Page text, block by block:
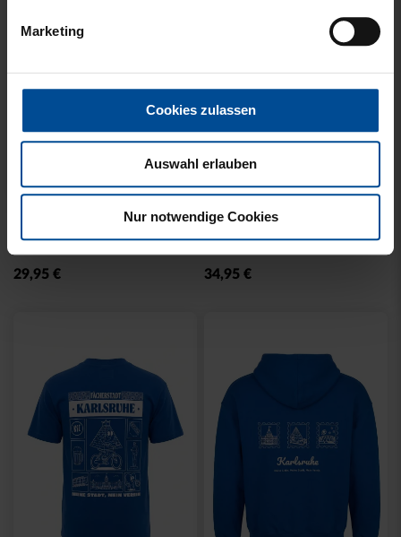
Marketing
Cookies zulassen
Auswahl erlauben
Nur notwendige Cookies
T-SHIRT KARLSRUHE
BADGE SCHWARZ
29,95 €
T-SHIRT KARLSRUHE
WASHED SCHWARZ
34,95 €